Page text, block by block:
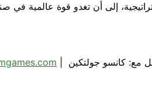
إلى أن تغدو قوة عالمية في
مع: كانسو جولتكين |